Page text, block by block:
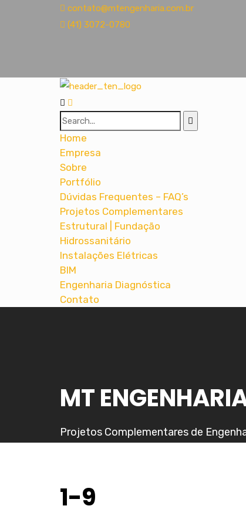
contato@mtengenharia.com.br
(41) 3072-0780
Home
Empresa
Sobre
Portfólio
Dúvidas Frequentes – FAQ’s
Projetos Complementares
Estrutural | Fundação
Hidrossanitário
Instalações Elétricas
BIM
Engenharia Diagnóstica
Contato
MT
Projetos Complementares de
1-9